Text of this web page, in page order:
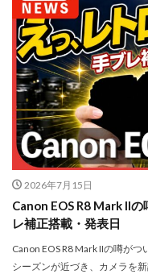
2026年7月15日
Canon EOS R8 Mark II
レ補正搭載・発表日
Canon EOS R8 Mark IIの噂が
シーズンが近づき、カメラを
35mm F1.4 DG II | Art
AirPods Pro
AirTag2
AIアレ
Amazon福袋
Apple Gemini
Apple Ring
Apple Watch 2024
Apple Watch SE2
Apple Watch ULTRA
AppleCare+